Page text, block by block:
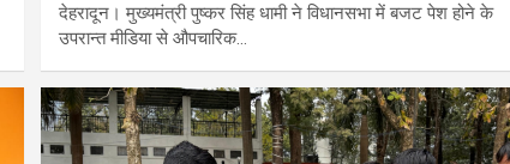
देहरादून। मुख्यमंत्री पुष्कर सिंह धामी ने विधानसभा में बजट पेश होने के
उपरान्त मीडिया से औपचारिक…